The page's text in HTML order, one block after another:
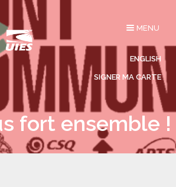
Affichage
MENU
ENGLISH
SIGNER MA CARTE
fort ensemble !